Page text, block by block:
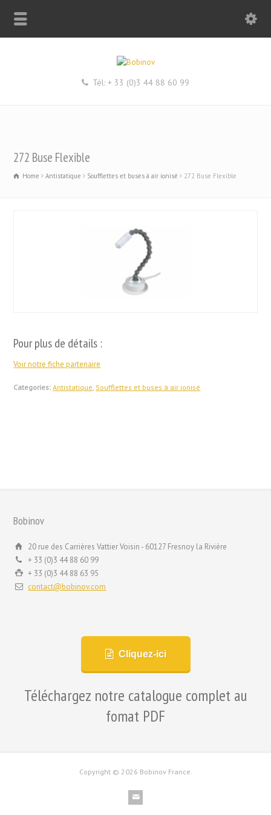
Tél: + 33 (0)3 44 88 60 99
272 Buse Flexible
Home Antistatique Soufflettes et buses à air ionisé 272 Buse Flexible
Pour plus de détails :
Voir notre fiche partenaire
Categories: Antistatique, Soufflettes et buses à air ionisé
Bobinov
20 rue des Carrières Vattier Voisin - 60127 Fresnoy la Rivière
+ 33 (0)3 44 88 60 99
+ 33 (0)3 44 88 63 95
contact@bobinov.com
Cliquez-ici
Téléchargez notre catalogue complet au
fomat PDF
Copyright © 2026 Bobinov France.